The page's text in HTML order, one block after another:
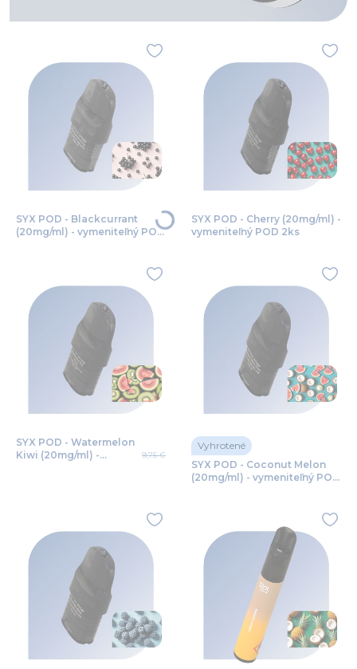
SYX POD - Blackcurrant
(20mg/ml) - vymeniteľný POD
SYX POD - Cherry (20mg/ml) -
vymeniteľný POD 2ks
SYX POD - Watermelon
Kiwi (20mg/ml) -
9,75 €
Vyhrotené
SYX POD - Coconut Melon
(20mg/ml) - vymeniteľný POD